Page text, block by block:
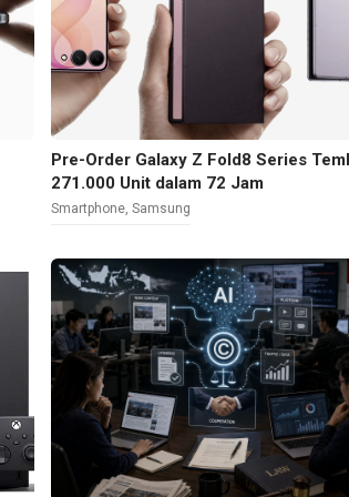
Pre-Order Galaxy Z Fold8 Series
271.000 Unit dalam 72 Jam
Smartphone ,Samsung